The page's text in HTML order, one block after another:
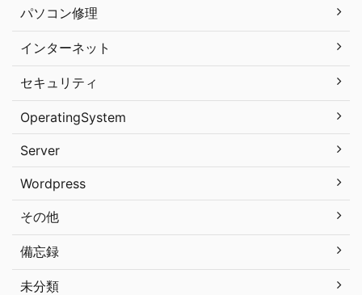
パソコン修理
インターネット
セキュリティ
OperatingSystem
Server
Wordpress
その他
備忘録
未分類